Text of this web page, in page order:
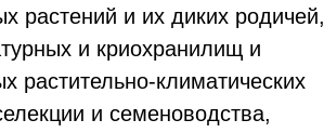
растений и их диких родичей,
и криохранилищ и
растительно-климатических
и семеноводства,